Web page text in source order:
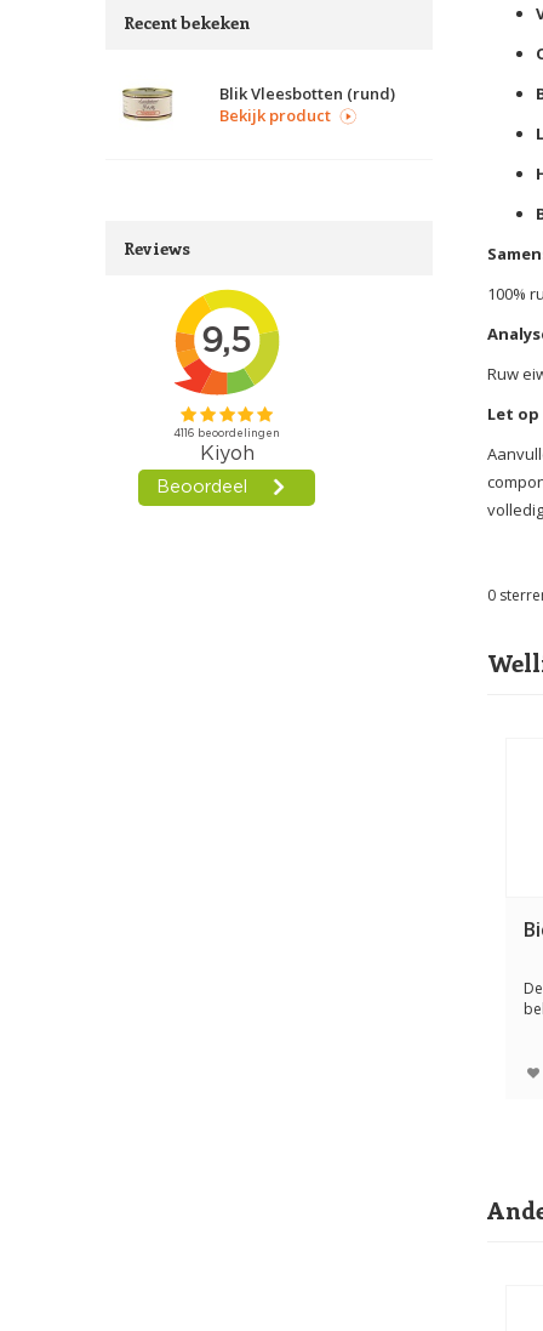
Recent bekeken
Blik Vleesbotten (rund)
Bekijk product
Reviews
100%
Ruw
Let op
0